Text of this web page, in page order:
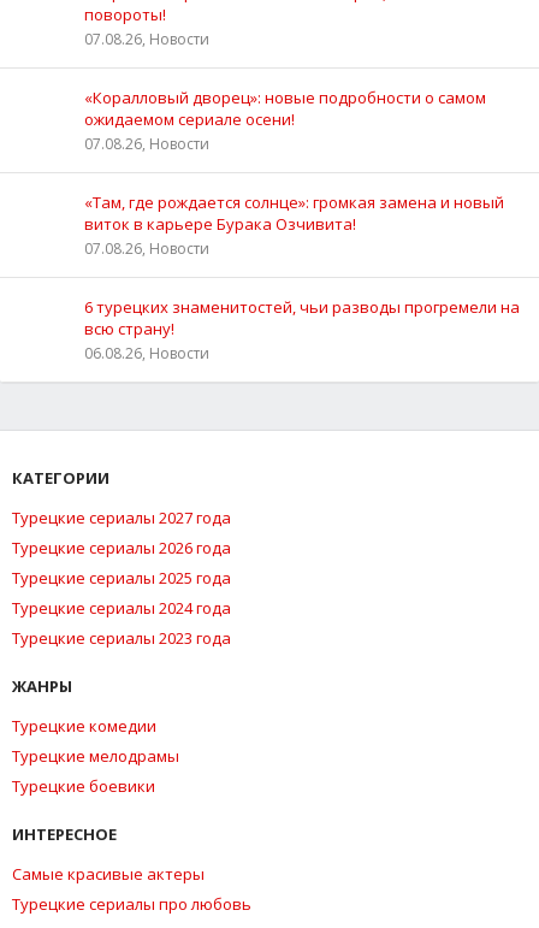
повороты!
07.08.26, Новости
«Коралловый дворец»: новые подробности о самом
ожидаемом сериале осени!
07.08.26, Новости
«Там, где рождается солнце»: громкая замена и новый
виток в карьере Бурака Озчивита!
07.08.26, Новости
6 турецких знаменитостей, чьи разводы прогремели на
всю страну!
06.08.26, Новости
КАТЕГОРИИ
Турецкие сериалы 2027 года
Турецкие сериалы 2026 года
Турецкие сериалы 2025 года
Турецкие сериалы 2024 года
Турецкие сериалы 2023 года
ЖАНРЫ
Турецкие комедии
Турецкие мелодрамы
Турецкие боевики
ИНТЕРЕСНОЕ
Самые красивые актеры
Турецкие сериалы про любовь